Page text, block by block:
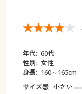
年代: 60代
性別: 女性
身長: 160～165cm
サイズ感 小さい